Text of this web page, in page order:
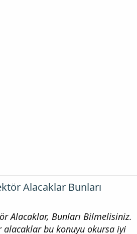
Alacaklar Bunları
Alacaklar, Bunları Bilmelisiniz.
alacaklar bu konuyu okursa iyi